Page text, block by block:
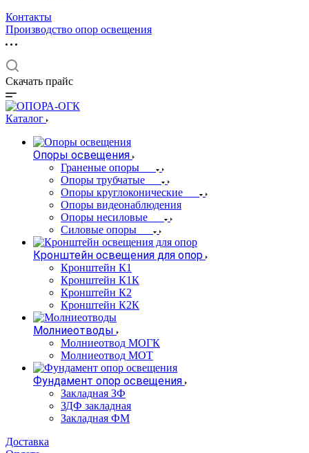
Контакты
Производство опор освещения
Скачать прайс
Каталог
Опоры освещения
Граненые опоры
Опоры трубчатые
Опоры круглоконические
Опоры видеонаблюдения
Опоры несиловые
Силовые опоры
Кронштейн освещения для опор
Кронштейн К1
Кронштейн К1К
Кронштейн К2
Кронштейн К2К
Молниеотводы
Молниеотвод МОГК
Молниеотвод МОТ
Фундамент опор освещения
Закладная ЗФ
ЗДФ закладная
Закладная ФМ
Доставка